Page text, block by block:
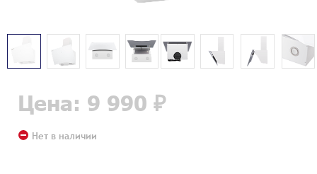
Цена: 9 990 ₽
Нет в наличии